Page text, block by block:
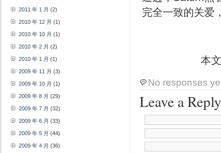
完全一致的关爱
本
No responses
Leave a Reply
2011 年 1 月 (2)
2010 年 12 月 (1)
2010 年 10 月 (1)
2010 年 2 月 (2)
2010 年 1 月 (1)
2009 年 11 月 (3)
2009 年 10 月 (1)
2009 年 8 月 (29)
2009 年 7 月 (32)
2009 年 6 月 (33)
2009 年 5 月 (44)
2009 年 4 月 (36)